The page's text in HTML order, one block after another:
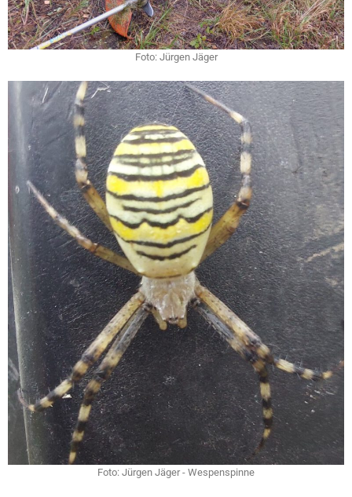
Foto: Jürgen Jäger
Foto: Jürgen Jäger - Wespenspinne